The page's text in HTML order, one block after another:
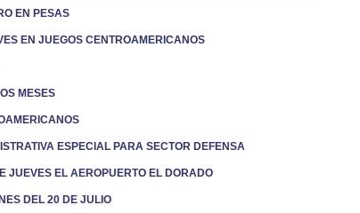
EN PESAS
EN JUEGOS CENTROAMERICANOS
MESES
ESPECIAL PARA SECTOR DEFENSA
JUEVES EL AEROPUERTO EL DORADO
DEL 20 DE JULIO